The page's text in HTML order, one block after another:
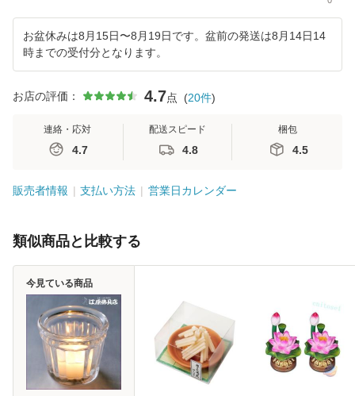
お盆休みは8月15日〜8月19日です。盆前の発送は8月14日14
時までの受付分となります。
お店の評価： 4.7点 (20件)
連絡・応対
4.7
配送スピード
4.8
梱包
4.5
販売者情報 支払い方法 営業日カレンダー
類似商品と比較する
今見ている商品